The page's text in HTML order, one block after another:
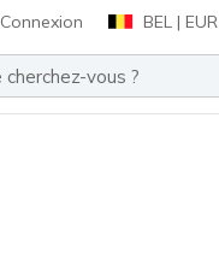
Connexion BEL | EUR